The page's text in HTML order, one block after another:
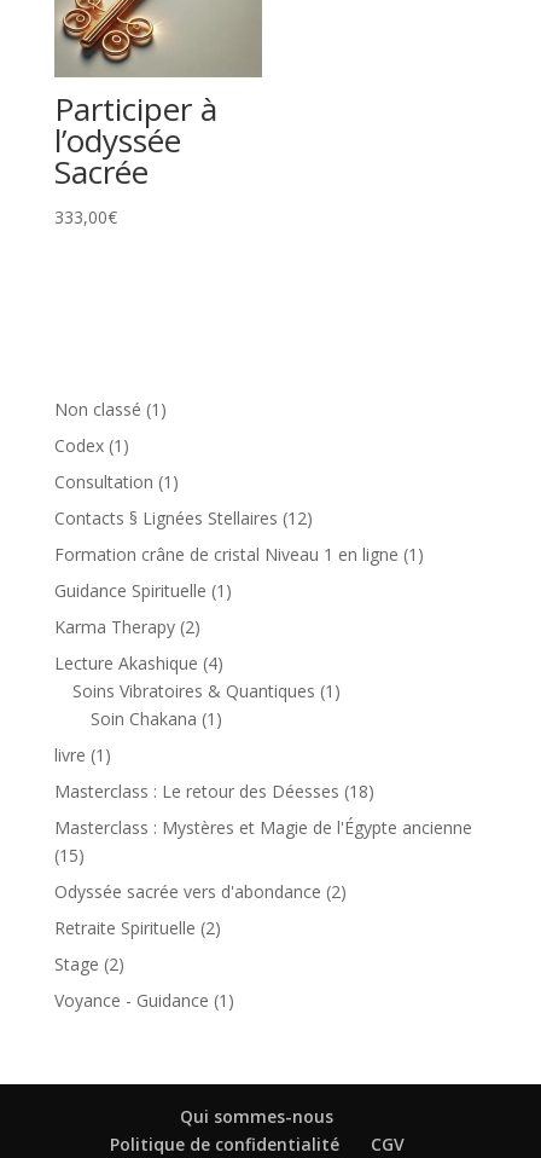
Participer à
l’odyssée
Sacrée
333,00€
Non classé 1 1
Codex 1 1
produit
Consultation 1 1
produit
Contacts § Lignées Stellaires 1212
produits
Formation crâne de cristal Niveau 1 en ligne 1 1
Guidance Spirituelle 1 1
Karma Therapy 22
produits
Lecture Akashique 44
produits
Soins Vibratoires & Quantiques 1 1
Soin Chakana 1 1
livre 1 1
produit
Masterclass : Le retour des Déesses 1818
produits
Masterclass : Mystères et Magie de l'Égypte ancienne
1515
produits
Odyssée sacrée vers d'abondance 22
Retraite Spirituelle 22
Stage 22
produits
Voyance - Guidance 1 1
Qui sommes-nous
Politique de confidentialité
CGV